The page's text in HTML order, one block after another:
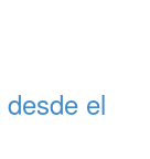
el